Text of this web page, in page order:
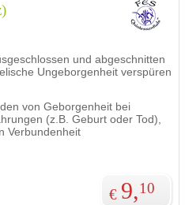
und abgeschnitten
Ungeborgenheit verspüren
von Geborgenheit bei
(z.B. Geburt oder Tod),
Verbundenheit
€ 9,10